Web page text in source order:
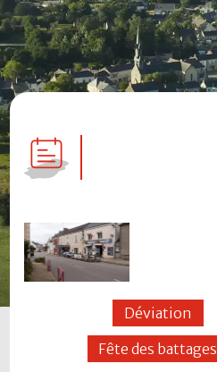
Déviation
Fête des battages